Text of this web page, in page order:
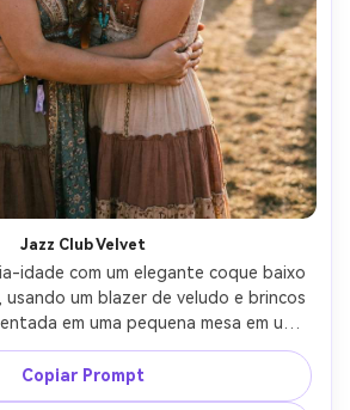
Jazz Club Velvet
idade com um elegante coque baixo
usando um blazer de veludo e brincos
em uma pequena mesa em um
brilho de palco âmbar fraco e
Z8, 85mm f/1.8, retrato de close-up,
sensação de opção preto e branco
Copiar Prompt